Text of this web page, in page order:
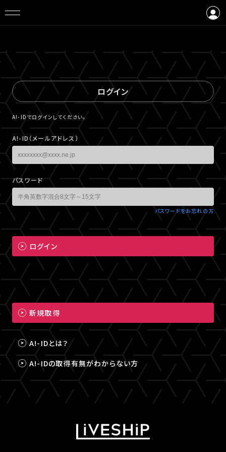
ログイン
A!-IDでログインしてください。
A!-ID（メールアドレス）
パスワード
パスワードをお忘れの方
ログイン
新規取得
A!-IDとは？
A!-IDの取得有無がわからない方